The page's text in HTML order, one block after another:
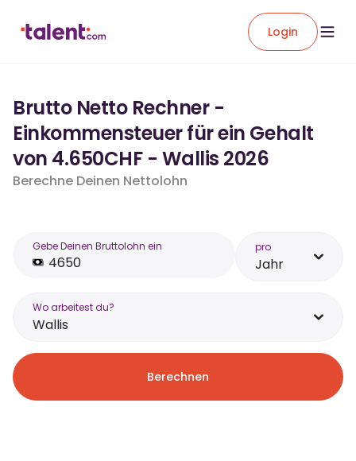
Login
Brutto Netto Rechner -
Einkommensteuer für ein Gehalt
von 4.650CHF - Wallis 2026
Berechne Deinen Nettolohn
Gebe Deinen Bruttolohn ein pro
Jahr
Wo arbeitest du?
Wallis
Berechnen